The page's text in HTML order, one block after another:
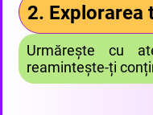
2. Explorarea
Urmărește cu
reamintește-ți